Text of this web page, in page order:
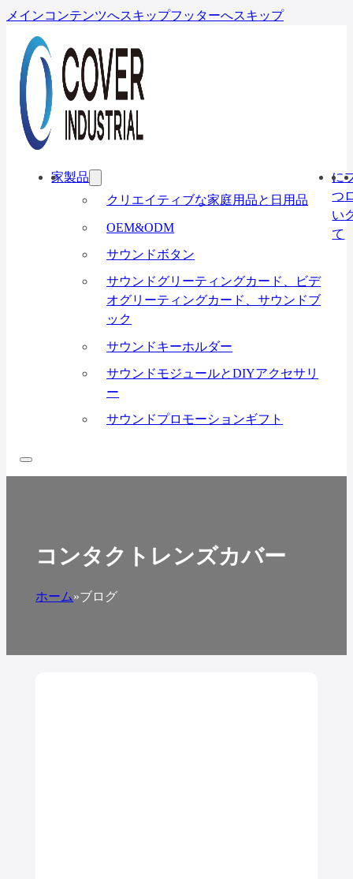
メインコンテンツへスキップフッターへスキップ
家製品
クリエイティブな家庭用品と日用品
OEM&ODM
サウンドボタン
サウンドグリーティングカード、ビデ
オグリーティングカード、サウンドブ
ック
サウンドキーホルダー
サウンドモジュールとDIYアクセサリ
ー
サウンドプロモーションギフト
に
つ
い
て
コンタクトレンズカバー
ホーム»ブログ